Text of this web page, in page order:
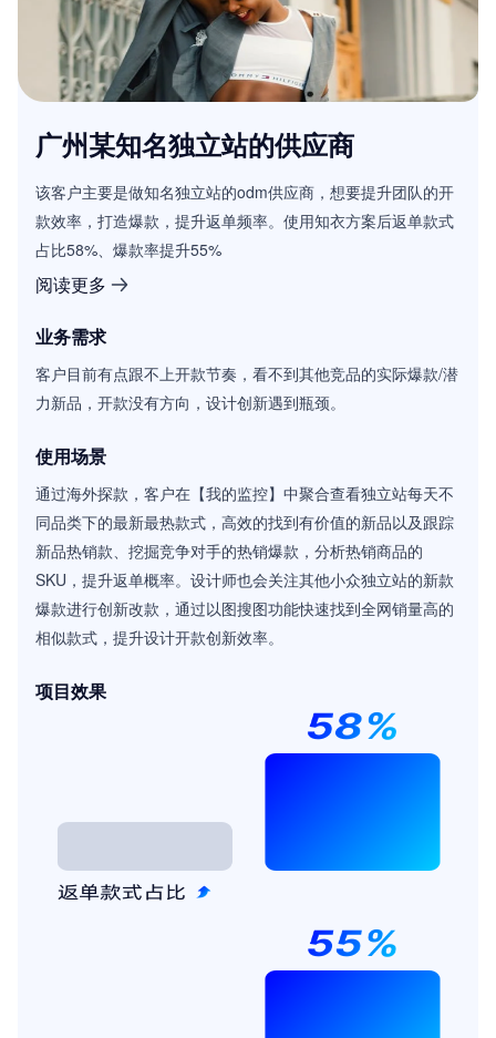
广州某知名独立站的供应商
该客户主要是做知名独立站的odm供应商，想要提升团队的开
款效率，打造爆款，提升返单频率。使用知衣方案后返单款式
占比58%、爆款率提升55%
阅读更多
业务需求
客户目前有点跟不上开款节奏，看不到其他竞品的实际爆款/潜
力新品，开款没有方向，设计创新遇到瓶颈。
使用场景
通过海外探款，客户在【我的监控】中聚合查看独立站每天不
同品类下的最新最热款式，高效的找到有价值的新品以及跟踪
新品热销款、挖掘竞争对手的热销爆款，分析热销商品的
SKU，提升返单概率。设计师也会关注其他小众独立站的新款
爆款进行创新改款，通过以图搜图功能快速找到全网销量高的
相似款式，提升设计开款创新效率。
项目效果